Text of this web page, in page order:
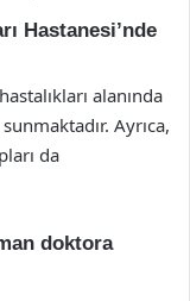
Hastanesi’nde
alanında
Ayrıca,
da
doktora